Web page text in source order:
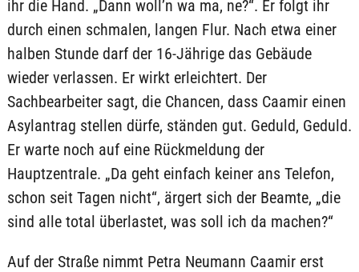
ihr die Hand. „Dann woll’n wa ma, ne?“. Er folgt ihr
durch einen schmalen, langen Flur. Nach etwa einer
halben Stunde darf der 16-Jährige das Gebäude
wieder verlassen. Er wirkt erleichtert. Der
Sachbearbeiter sagt, die Chancen, dass Caamir einen
Asylantrag stellen dürfe, ständen gut. Geduld, Geduld.
Er warte noch auf eine Rückmeldung der
Hauptzentrale. „Da geht einfach keiner ans Telefon,
schon seit Tagen nicht“, ärgert sich der Beamte, „die
sind alle total überlastet, was soll ich da machen?“
Auf der Straße nimmt Petra Neumann Caamir erst